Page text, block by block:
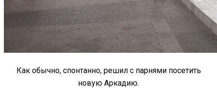
Как обычно, спонтанно, решил с парнями посетить
новую Аркадию.